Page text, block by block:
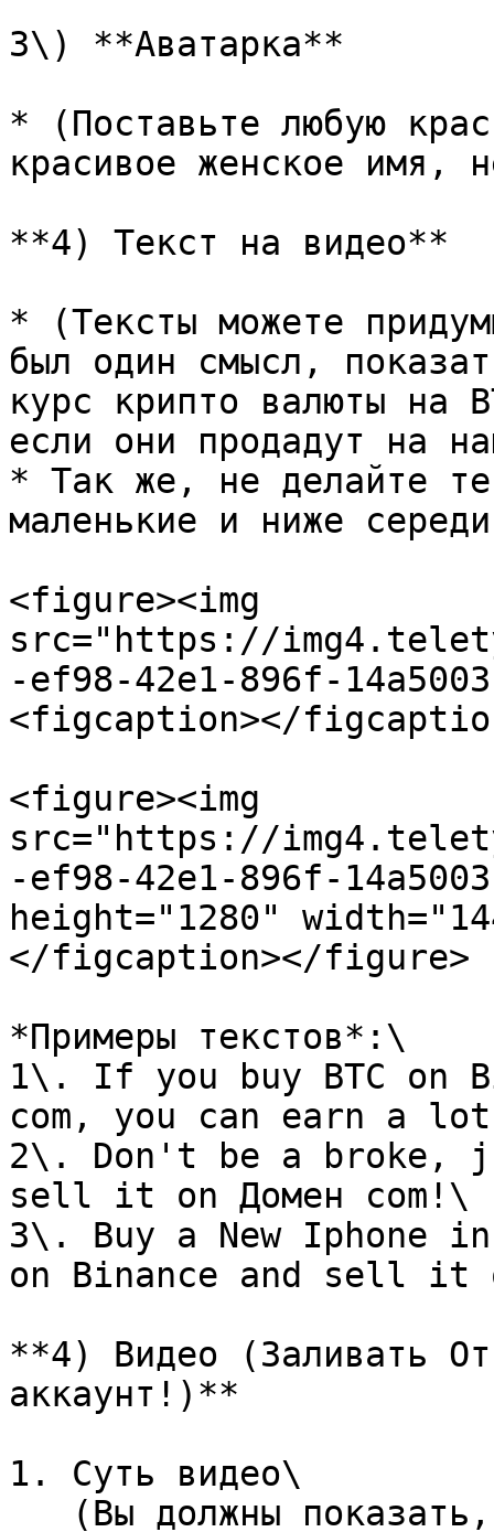
3\) **Аватарка**
* (Поставьте любую
красивое женское имя,
**4) Текст на видео**
* (Тексты можете
был один смысл,
курс крипто валюты на
если они продадут на
* Так же, не делайте
маленькие и ниже
<figure><img
src="https://
-ef98-42e1-896f-
<figcaption></
<figure><img
src="https://
-ef98-42e1-896f-
height="1280"
</figcaption></figure>
*Примеры текстов*:\
1\. If you buy BTC on
com, you can earn a
2\. Don't be a broke,
sell it on Домен com!\
3\. Buy a New Iphone
on Binance and sell it
**4) Видео (Заливать
аккаунт!)**
1. Суть видео\